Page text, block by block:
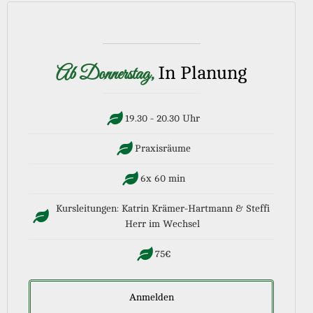
Ab Donnerstag, In Planung
19.30 - 20.30 Uhr
Praxisräume
6x 60 min
Kursleitungen: Katrin Krämer-Hartmann & Steffi
Herr im Wechsel
75€
Anmelden